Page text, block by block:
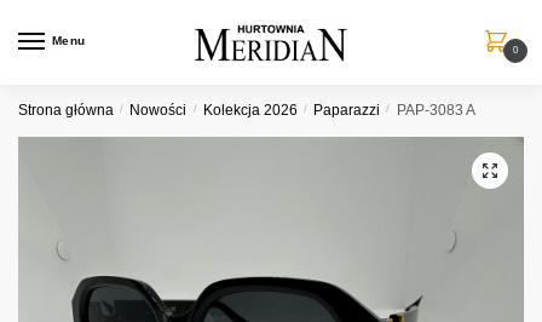
Menu
0
Strona główna / Nowości / Kolekcja 2026 / Paparazzi / PAP-3083 A